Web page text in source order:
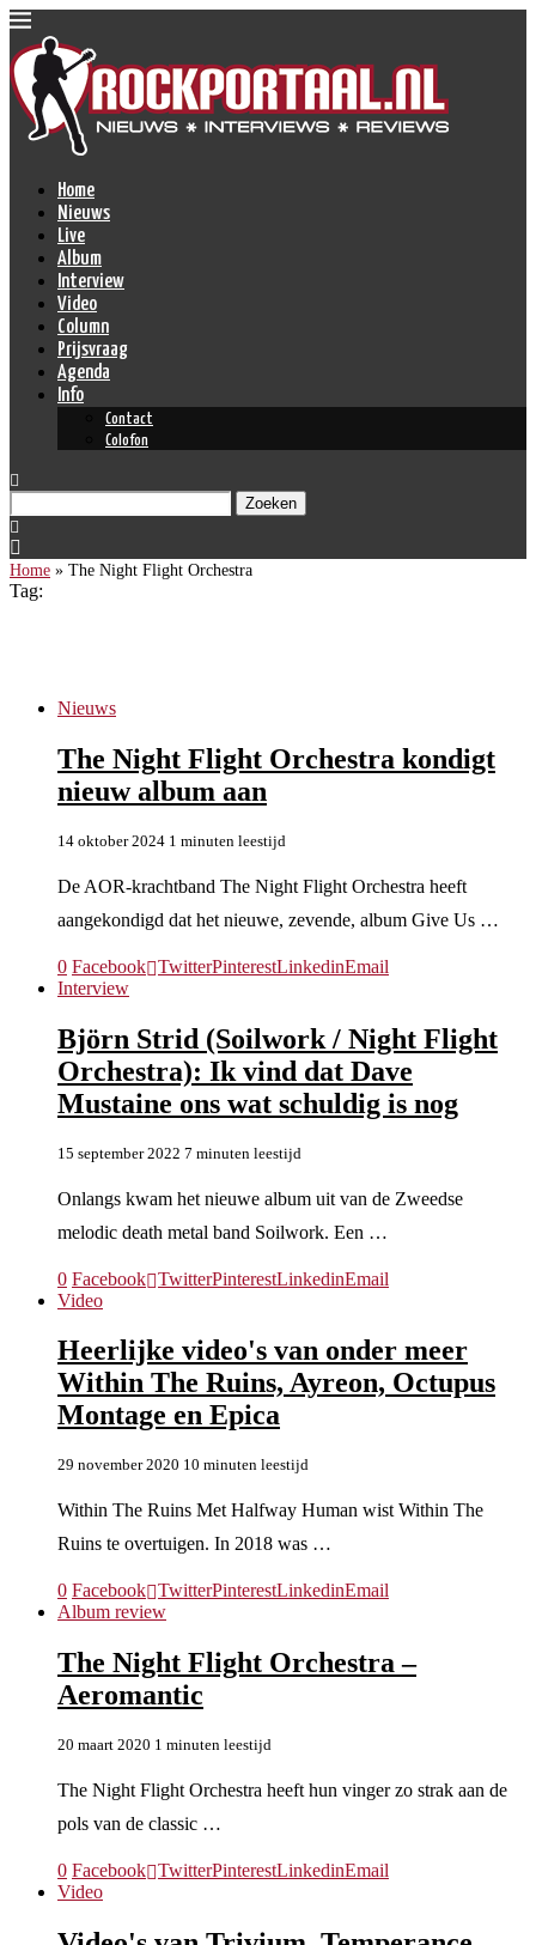
Home
Nieuws
Live
Album
Interview
Video
Column
Prijsvraag
Agenda
Info
Contact
Colofon
Zoeken
Home » The Night Flight Orchestra
Tag:
Nieuws
The Night Flight Orchestra kondigt
nieuw album aan
14 oktober 2024 1 minuten leestijd
De AOR-krachtband The Night Flight Orchestra heeft
aangekondigd dat het nieuwe, zevende, album Give Us …
0 Facebook TwitterPinterestLinkedinEmail
Interview
Björn Strid (Soilwork / Night Flight
Orchestra): Ik vind dat Dave
Mustaine ons wat schuldig is nog
15 september 2022 7 minuten leestijd
Onlangs kwam het nieuwe album uit van de Zweedse
melodic death metal band Soilwork. Een …
0 Facebook TwitterPinterestLinkedinEmail
Video
Heerlijke video's van onder meer
Within The Ruins, Ayreon, Octupus
Montage en Epica
29 november 2020 10 minuten leestijd
Within The Ruins Met Halfway Human wist Within The
Ruins te overtuigen. In 2018 was …
0 Facebook TwitterPinterestLinkedinEmail
Album review
The Night Flight Orchestra –
Aeromantic
20 maart 2020 1 minuten leestijd
The Night Flight Orchestra heeft hun vinger zo strak aan de
pols van de classic …
0 Facebook TwitterPinterestLinkedinEmail
Video